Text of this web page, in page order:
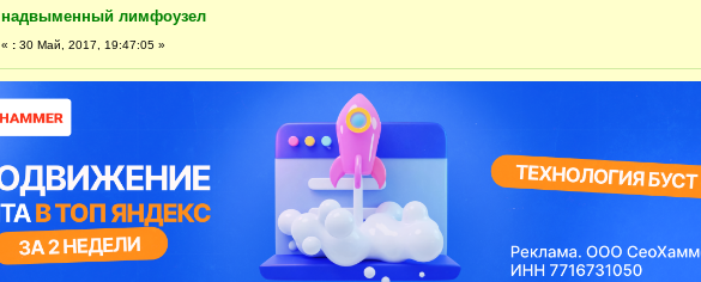
надвыменный лимфоузел
« : 30 Май, 2017, 19:47:05 »